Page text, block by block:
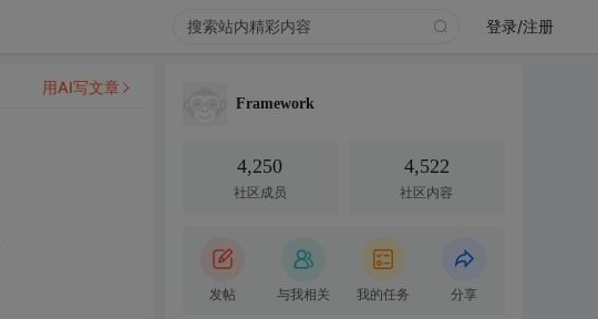
登录/注册
用AI写文章
Framework
4,250
社区成员
4,522
社区内容
发帖 与我相关 我的任务 分享